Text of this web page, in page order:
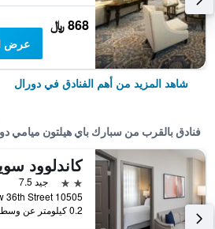
868 ﷼
عرض
شاهد المزيد من أهم الفنادق في دورال
فنادق بالقرب من سبارك باي هيلتون ميامي
2 نجمتين
جيد 7.5
0.2 كيلومتر عن وسط المدينة